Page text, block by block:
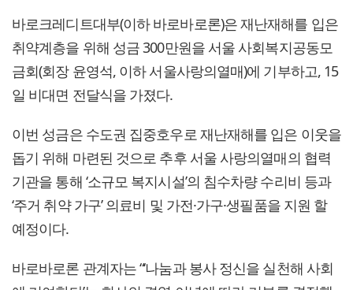
바로크레디트대부(이하 바로바로론)은 재난재해를 입은
취약계층을 위해 성금 300만원을 서울 사회복지공동모
금회(회장 윤영석, 이하 서울사랑의열매)에 기부하고, 15
일 비대면 전달식을 가졌다.
이번 성금은 수도권 집중호우로 재난재해를 입은 이웃을
돕기 위해 마련된 것으로 추후 서울 사랑의열매의 협력
기관을 통해 ‘소규모 복지시설’의 침수차량 수리비 등과
‘주거 취약 가구’ 의료비 및 가전·가구·생필품을 지원 할
예정이다.
바로바로론 관계자는 “‘나눔과 봉사 정신을 실천해 사회